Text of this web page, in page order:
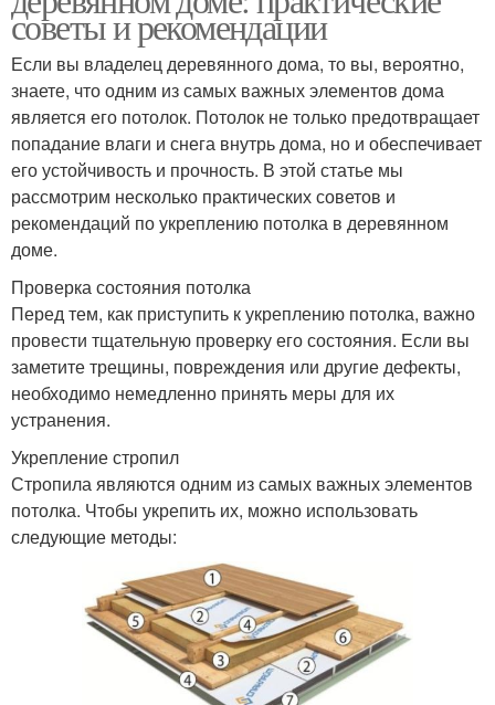
советы и рекомендации
Если вы владелец деревянного дома, то вы, вероятно,
знаете, что одним из самых важных элементов дома
является его потолок. Потолок не только предотвращает
попадание влаги и снега внутрь дома, но и обеспечивает
его устойчивость и прочность. В этой статье мы
рассмотрим несколько практических советов и
рекомендаций по укреплению потолка в деревянном
доме.
Проверка состояния потолка
Перед тем, как приступить к укреплению потолка, важно
провести тщательную проверку его состояния. Если вы
заметите трещины, повреждения или другие дефекты,
необходимо немедленно принять меры для их
устранения.
Укрепление стропил
Стропила являются одним из самых важных элементов
потолка. Чтобы укрепить их, можно использовать
следующие методы: